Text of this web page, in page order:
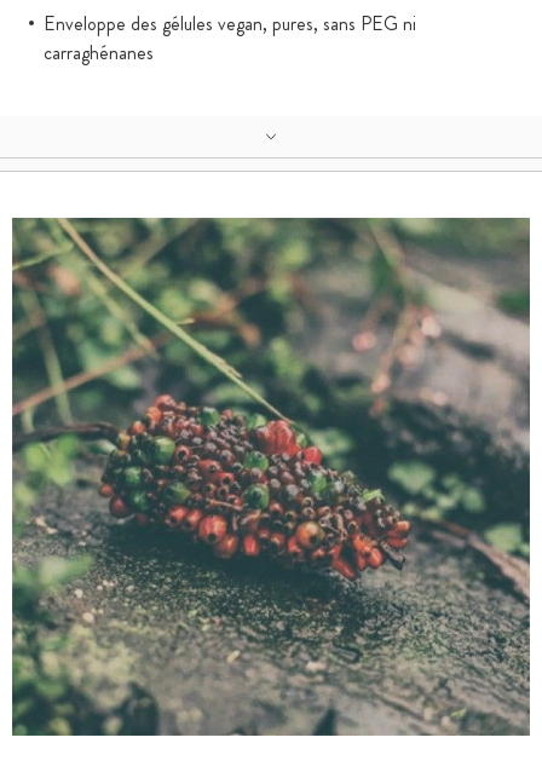
Enveloppe des gélules vegan, pures, sans PEG ni
carraghénanes